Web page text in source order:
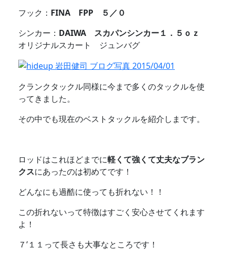
フック： FINA FPP ５／０
シンカー： DAIWA スカパンシンカー１．５ｏｚ
オリジナルスカート ジュンバグ
クランクタックル同様に今まで多くのタックルを使
ってきました。
その中でも現在のベストタックルを紹介しまです。
ロッドはこれほどまでに軽くて強くて丈夫なブラン
クスにあったのは初めてです！
どんなにも過酷に使っても折れない！！
この折れないって特徴はすごく安心させてくれます
よ！
７’１１って長さも大事なところです！